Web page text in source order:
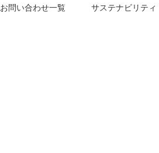
お問い合わせ一覧 サステナビリティ